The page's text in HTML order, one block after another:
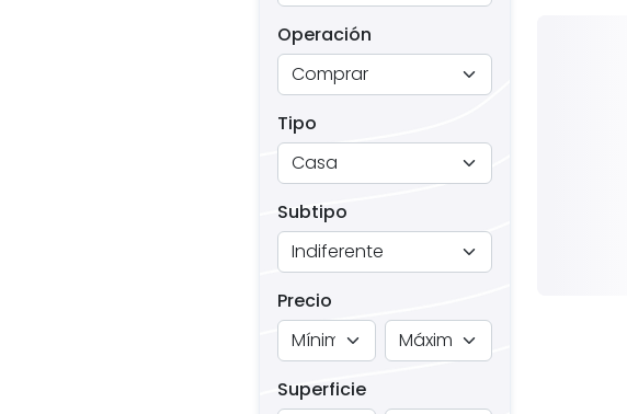
Operación
Tipo
Subtipo
Precio
Superficie